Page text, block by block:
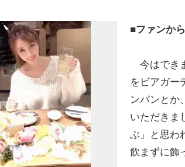
■ファンか
今はでき
をビアガー
ンパンとか
いただきま
ぶ」と思わ
飲まずに飾